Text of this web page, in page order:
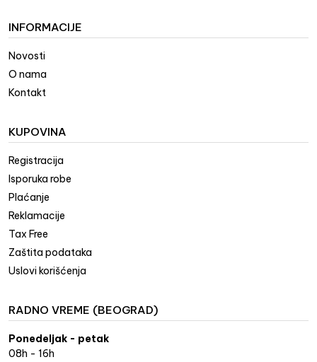
INFORMACIJE
Novosti
O nama
Kontakt
KUPOVINA
Registracija
Isporuka robe
Plaćanje
Reklamacije
Tax Free
Zaštita podataka
Uslovi korišćenja
RADNO VREME (BEOGRAD)
Ponedeljak - petak
08h - 16h